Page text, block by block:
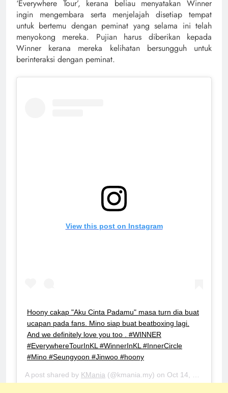
‘Everywhere Tour’, kerana beliau menyatakan Winner
ingin mengembara serta menjelajah disetiap tempat
untuk bertemu dengan peminat yang selama ini telah
menyokong mereka. Pujian harus diberikan kepada
Winner kerana mereka kelihatan bersungguh untuk
berinteraksi dengan peminat.
View this post on Instagram
Hoony cakap "Aku Cinta Padamu" masa turn dia buat
ucapan pada fans. Mino siap buat beatboxing lagi.
And we definitely love you too . #WINNER
#EverywhereTourInKL #WinnerInKL #InnerCircle
#Mino #Seungyoon #Jinwoo #hoony
A post shared by KMania (@kmania.my) on Oct 14, 2018 at 7:31pm PDT